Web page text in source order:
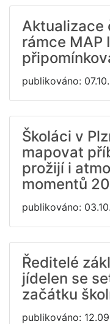
Aktualizace
rámce MAP
publikováno:
Školáci v
mapovat
prožijí i
momentů
publikováno:
Ředitelé
jídelen se
začátku
publikováno: